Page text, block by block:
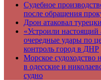
Судебное
после обращения
Дрон атаковал
«Устроили настоящий
очередные удары по
контроль город в ДНР
Морское судоходство
в одесские и
судно